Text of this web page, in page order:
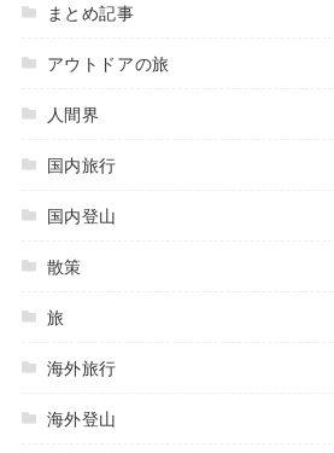
まとめ記事
アウトドアの旅
人間界
国内旅行
国内登山
散策
旅
海外旅行
海外登山